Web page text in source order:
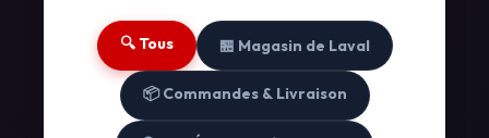
🔍 Tous 🏪 Magasin de Laval
📦 Commandes & Livraison